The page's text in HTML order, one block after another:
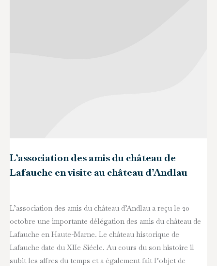
L’association des amis du château de
Lafauche en visite au château d’Andlau
L’association des amis du château d’Andlau a reçu le 20
octobre une importante délégation des amis du château de
Lafauche en Haute-Marne. Le château historique de
Lafauche date du XIIe Siécle. Au cours du son histoire il
subit les affres du temps et a également fait l’objet de